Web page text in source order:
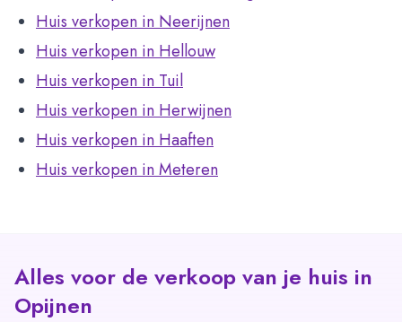
Huis verkopen in Neerijnen
Huis verkopen in Hellouw
Huis verkopen in Tuil
Huis verkopen in Herwijnen
Huis verkopen in Haaften
Huis verkopen in Meteren
Alles voor de verkoop van je huis in
Opijnen